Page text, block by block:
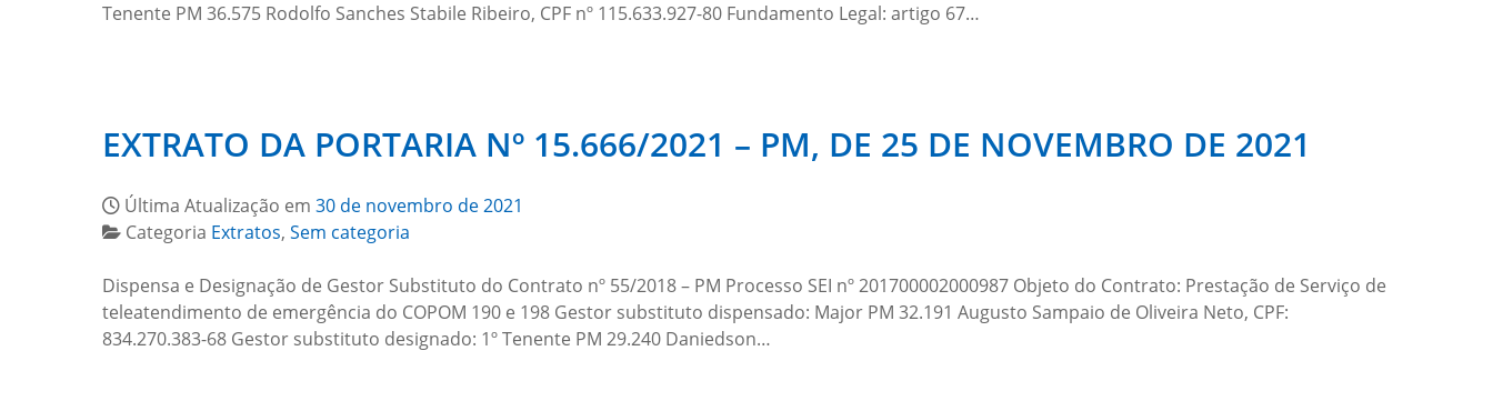
Tenente PM 36.575 Rodolfo Sanches Stabile Ribeiro, CPF nº 115.633.927-80 Fundamento Legal: artigo 67…
EXTRATO DA PORTARIA Nº 15.666/2021 – PM, DE 25 DE NOVEMBRO DE 2021
Última Atualização em 30 de novembro de 2021
Categoria Extratos, Sem categoria
Dispensa e Designação de Gestor Substituto do Contrato nº 55/2018 – PM Processo SEI nº 201700002000987 Objeto do Contrato: Prestação de Serviço de
teleatendimento de emergência do COPOM 190 e 198 Gestor substituto dispensado: Major PM 32.191 Augusto Sampaio de Oliveira Neto, CPF:
834.270.383-68 Gestor substituto designado: 1º Tenente PM 29.240 Daniedson…